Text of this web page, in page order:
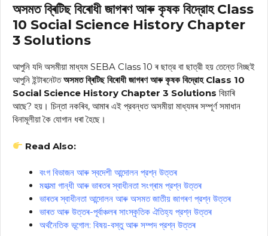
অসমত ব্ৰিটিছ বিৰোধী জাগৰণ আৰু কৃষক বিদ্রোহ Class
10 Social Science History Chapter
3 Solutions
আপুনি যদি অসমীয়া মাধ্যম SEBA Class 10 ৰ ছাত্র বা ছাত্রী হয় তেন্তে নিচ্ছই
আপুনি ইন্টাৰনেটতঅসমত ব্ৰিটিছ বিৰোধী জাগৰণ আৰু কৃষক বিদ্রোহ Class 10
Social Science History Chapter 3 Solutions বিচাৰি
আছে? হয়। চিন্তা নকৰিব, আমাৰ এই প্রবন্ধত অসমীয়া মাধ্যমৰ সম্পূৰ্ণ সমাধান
বিনামূলীয়া কৈ যোগান ধৰা হৈছে।
Read Also:
বংগ বিভাজন আৰু স্বদেশী আন্দোলন প্রশ্ন উত্তৰ
মহাত্মা গান্ধী আৰু ভাৰতৰ স্বাধীনতা সংগ্ৰাম প্রশ্ন উত্তৰ
ভাৰতৰ স্বাধীনতা আন্দোলন আৰু অসমত জাতীয় জাগৰণ প্রশ্ন উত্তৰ
ভাৰত আৰু উত্তৰ-পূৰ্বাঞ্চলৰ সাংস্কৃতিক ঐতিহ্য প্রশ্ন উত্তৰ
অৰ্থনৈতিক ভূগোল: বিষয়-বস্তু আৰু সম্পদ প্রশ্ন উত্তৰ